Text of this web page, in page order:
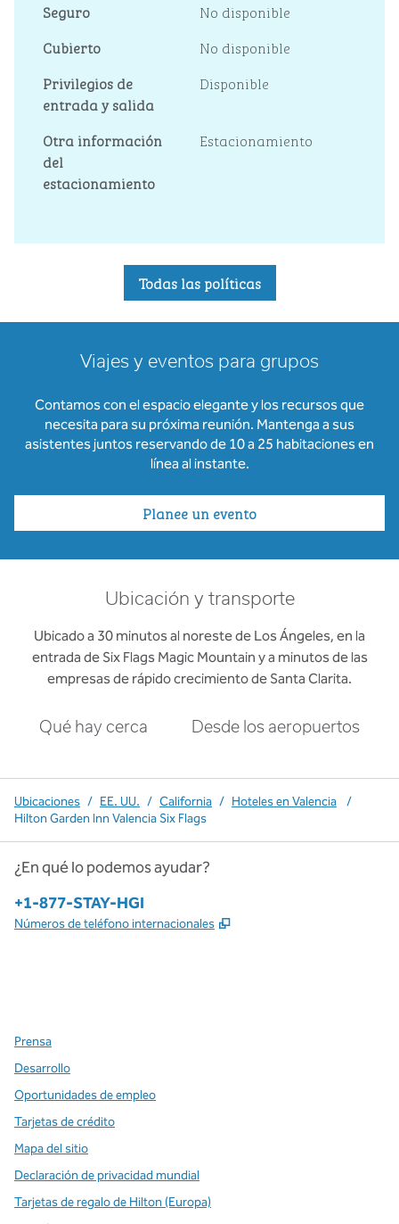
Seguro
No disponible
Cubierto
No disponible
Privilegios de
entrada y salida
Disponible
Otra información
del
estacionamiento
Estacionamiento
Todas las políticas
Viajes y eventos para grupos
Contamos con el espacio elegante y los recursos que
necesita para su próxima reunión. Mantenga a sus
asistentes juntos reservando de 10 a 25 habitaciones en
línea al instante.
Planee un evento
Ubicación y transporte
Ubicado a 30 minutos al noreste de Los Ángeles, en la
entrada de Six Flags Magic Mountain y a minutos de las
empresas de rápido crecimiento de Santa Clarita.
Qué hay cerca Desde los aeropuertos
Ubicaciones / EE. UU. / California / Hoteles en Valencia
/
Hilton Garden Inn Valencia Six Flags
¿En qué lo podemos ayudar?
Teléfono:
+1-877-STAY-HGI
Números de teléfono internacionales ,
Prensa
Desarrollo
Oportunidades de empleo
Tarjetas de crédito
Mapa del sitio
Declaración de privacidad mundial
Tarjetas de regalo de Hilton (Europa)